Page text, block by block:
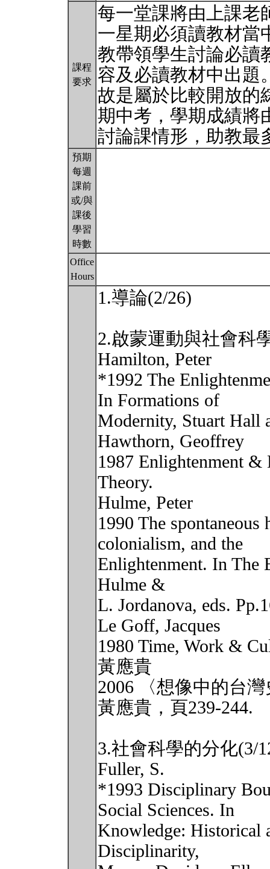
課程
要求
每一堂課將由上課老
一星期必須讀教材當
教帶領學生討論必讀
容及必讀教材中出題
故是屬於比較開放的
期中考，學期成績將
討論課情形，助教
預期
每週
課前
或/與
課後
學習
時數
Office
Hours
1.導論(2/26)
2.啟蒙運動與社會科
Hamilton, Peter
*1992 The
In Formations of
Modernity, Stuart Hall
Hawthorn, Geoffrey
1987 Enlightenment
Theory.
Hulme, Peter
1990 The spontaneous
colonialism, and the
Enlightenment. In The
Hulme &
L. Jordanova, eds.
Le Goff, Jacques
1980 Time, Work &
黃應貴
2006 〈想像中的台
黃應貴，頁239-244.
3.社會科學的分化(3/
Fuller, S.
*1993 Disciplinary
Social Sciences. In
Knowledge: Historical
Disciplinarity,